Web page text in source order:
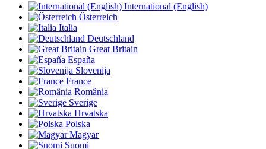
International (English)
Österreich
Italia
Deutschland
Great Britain
España
Slovenija
France
România
Sverige
Hrvatska
Polska
Magyar
Suomi